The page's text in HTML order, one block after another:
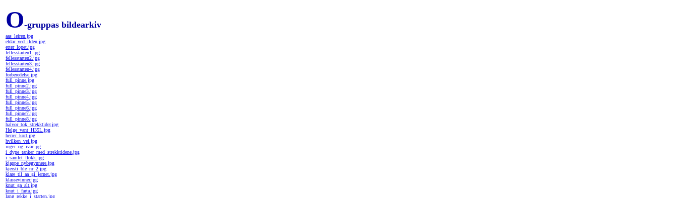
O-gruppas bildearkiv
aas_leiren.jpg
eldar_ved_ilden.jpg
etter_lopet.jpg
fellesstarten1.jpg
fellesstarten2.jpg
fellesstarten3.jpg
fellesstarten4.jpg
forberedelse.jpg
full_pinne.jpg
full_pinne2.jpg
full_pinne3.jpg
full_pinne4.jpg
full_pinne5.jpg
full_pinne6.jpg
full_pinne7.jpg
full_pinne8.jpg
halvor_tok_strekktider.jpg
Helge_vant_H35L.jpg
herrer_kort.jpg
hvilken_vei.jpg
inger_og_ivar.jpg
i_dype_tanker_med_strekktidene.jpg
i_samlet_flokk.jpg
kjappe_nybegynnere.jpg
kjersti_ble_nr_2.jpg
klare_til_aa_gi_jernet.jpg
klassevinner.jpg
knut_ga_alt.jpg
knut_i_farta.jpg
lang_rekke_i_starten.jpg